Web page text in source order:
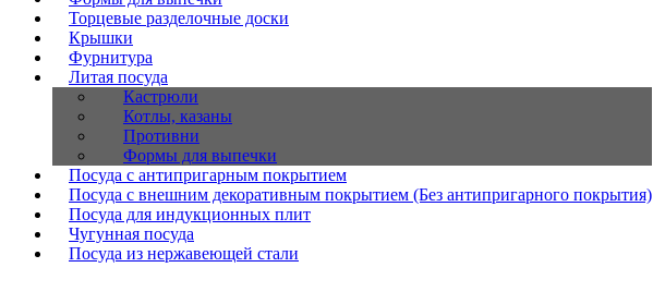
Торцевые разделочные доски
Крышки
Фурнитура
Литая посуда
Кастрюли
Котлы, казаны
Противни
Формы для выпечки
Посуда с антипригарным покрытием
Посуда с внешним декоративным покрытием (Без антипригарного покрытия)
Посуда для индукционных плит
Чугунная посуда
Посуда из нержавеющей стали